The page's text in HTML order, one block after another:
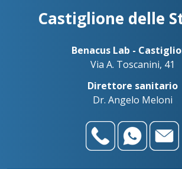
Palazzolo sull’Oglio
palazzolo@benacuslab.com
salo@benacuslab.com
Benadent - Le Vele - Studio
+393517517096
+39030738499
Castiglione delle
Benacus Lab -
Via A. Toscanini, 41
Direttore sanitario
Dr. Angelo Meloni